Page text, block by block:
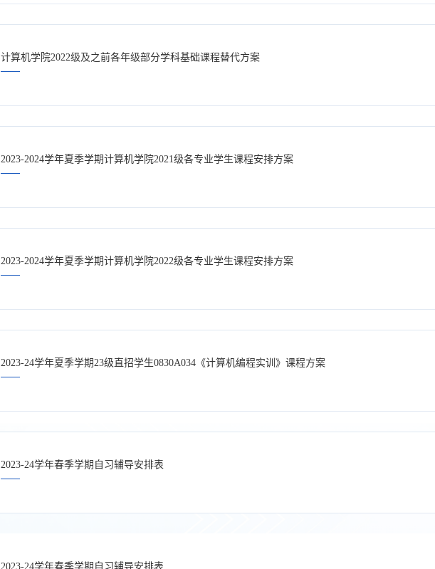
计算机学院2022级及之前各年级部分学科基础课程替代方案
2023-2024学年夏季学期计算机学院2021级各专业学生课程安排方案
2023-2024学年夏季学期计算机学院2022级各专业学生课程安排方案
2023-24学年夏季学期23级直招学生0830A034《计算机编程实训》课程方案
2023-24学年春季学期自习辅导安排表
2023-24学年春季学期自习辅导安排表